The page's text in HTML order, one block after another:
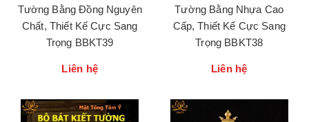
Tường Bằng Đồng Nguyên
Chất, Thiết Kế Cực Sang
Trọng BBKT39
Liên hệ
Tường Bằng Nhựa Cao
Cấp, Thiết Kế Cực Sang
Trọng BBKT38
Liên hệ